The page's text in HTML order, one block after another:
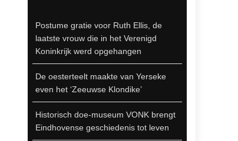
Postume gratie voor Ruth Ellis, de
laatste vrouw die in het Verenigd
Koninkrijk werd opgehangen
De oesterteelt maakte van Yerseke
even het ‘Zeeuwse Klondike’
Historisch doe-museum VONK brengt
Eindhovense geschiedenis tot leven